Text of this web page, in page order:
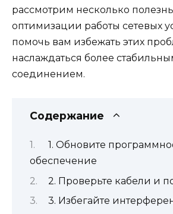
рассмотрим несколько
оптимизации работы сетевых
помочь вам избежать этих
наслаждаться более
соединением.
Содержание
1. Обновите
обеспечение
2. Проверьте кабели и
3. Избегайте